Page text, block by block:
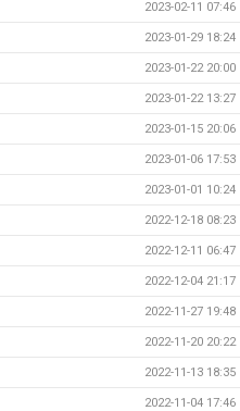
2023-02-11 07:46
2023-01-29 18:24
2023-01-22 20:00
2023-01-22 13:27
2023-01-15 20:06
2023-01-06 17:53
2023-01-01 10:24
2022-12-18 08:23
2022-12-11 06:47
2022-12-04 21:17
2022-11-27 19:48
2022-11-20 20:22
2022-11-13 18:35
2022-11-04 17:46